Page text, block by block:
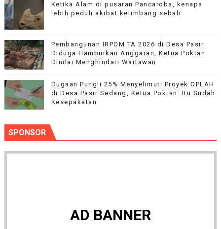
Ketika Alam di pusaran Pancaroba, kenapa
lebih peduli akibat ketimbang sebab
Pembangunan IRPOM TA 2026 di Desa Pasir
Diduga Hamburkan Anggaran, Ketua Poktan
Dinilai Menghindari Wartawan
Dugaan Pungli 25% Menyelimuti Proyek OPLAH
di Desa Pasir Sedang, Ketua Poktan: Itu Sudah
Kesepakatan
SPONSOR
AD BANNER